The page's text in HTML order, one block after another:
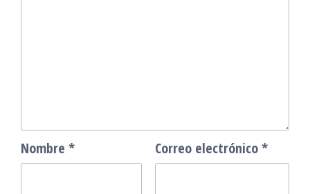
Nombre * Correo electrónico*